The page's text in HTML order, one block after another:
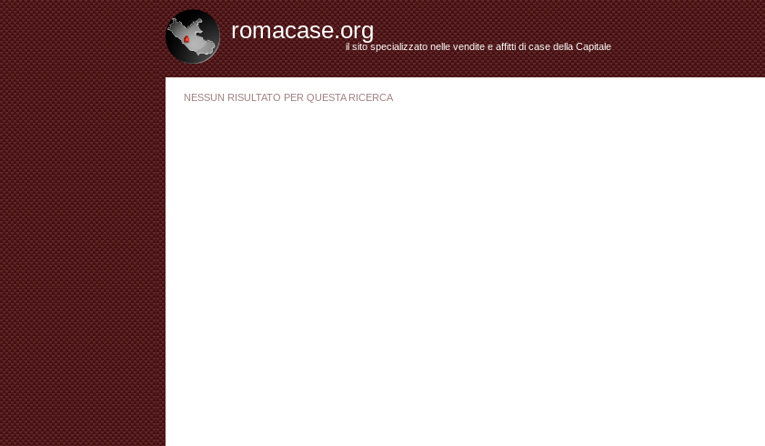
romacase.org
il sito specializzato nelle vendite e affitti di case della Capitale
NESSUN RISULTATO PER QUESTA RICERCA